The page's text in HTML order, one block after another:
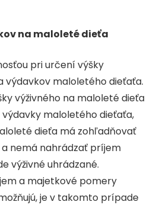
na maloleté dieťa
pri určení výšky
výdavkov maloletého dieťaťa.
výživného na maloleté dieťa
maloletého dieťaťa,
dieťa má zohľadňovať
nemá nahrádzať príjem
výživné uhrádzané.
a majetkové pomery
je v takomto prípade